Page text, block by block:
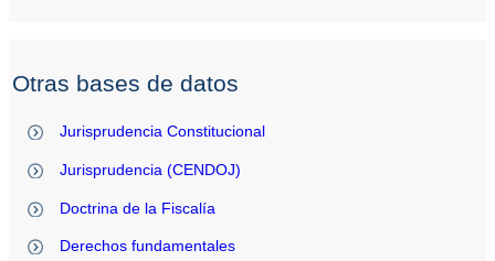
Otras bases de datos
Jurisprudencia Constitucional
Jurisprudencia (CENDOJ)
Doctrina de la Fiscalía
Derechos fundamentales